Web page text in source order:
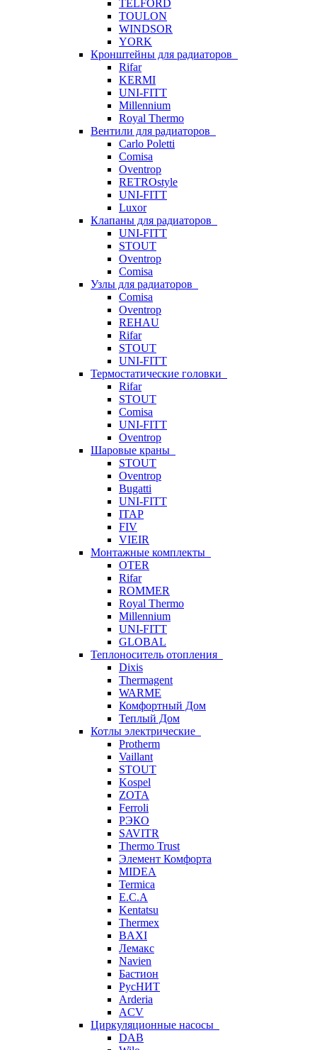
TELFORD
TOULON
WINDSOR
YORK
Кронштейны для радиаторов
Rifar
KERMI
UNI-FITT
Millennium
Royal Thermo
Вентили для радиаторов
Carlo Poletti
Comisa
Oventrop
RETROstyle
UNI-FITT
Luxor
Клапаны для радиаторов
UNI-FITT
STOUT
Oventrop
Comisa
Узлы для радиаторов
Comisa
Oventrop
REHAU
Rifar
STOUT
UNI-FITT
Термостатические головки
Rifar
STOUT
Comisa
UNI-FITT
Oventrop
Шаровые краны
STOUT
Oventrop
Bugatti
UNI-FITT
ITAP
FIV
VIEIR
Монтажные комплекты
OTER
Rifar
ROMMER
Royal Thermo
Millennium
UNI-FITT
GLOBAL
Теплоноситель отопления
Dixis
Thermagent
WARME
Комфортный Дом
Теплый Дом
Котлы электрические
Protherm
Vaillant
STOUT
Kospel
ZOTA
Ferroli
РЭКО
SAVITR
Thermo Trust
Элемент Комфорта
MIDEA
Termica
E.C.A
Kentatsu
Thermex
BAXI
Лемакс
Navien
Бастион
РусНИТ
Arderia
ACV
Циркуляционные насосы
DAB